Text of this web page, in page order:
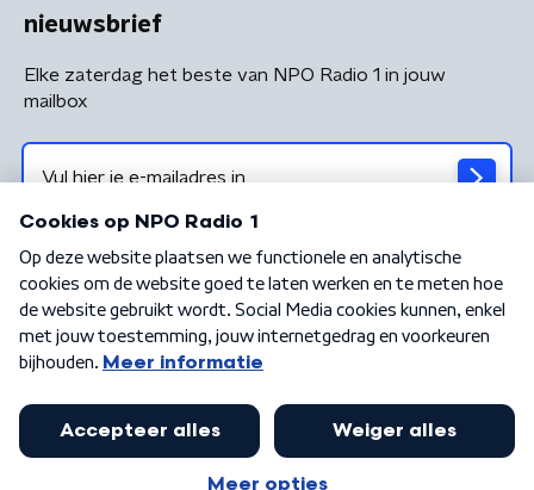
nieuwsbrief
Elke zaterdag het beste van NPO Radio 1 in jouw
mailbox
Algemene voorwaarden